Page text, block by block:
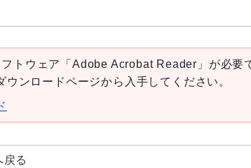
トウェア「Adobe Acrobat Reader」が必要
ンロードページから入手してください。
戻る